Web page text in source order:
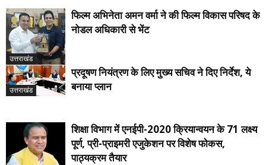
उत्तराखंड
फिल्म अभिनेता अमन वर्मा ने की फिल्म विकास परिषद के
नोडल अधिकारी से भेंट
उत्तराखंड
प्रदूषण नियंत्रण के लिए मुख्य सचिव ने दिए निर्देश, ये
बनाया प्लान
शिक्षा विभाग में एनईपी-2020 क्रियान्वयन के 71 लक्ष्य
पूर्ण, प्री-प्राइमरी एजुकेशन पर विशेष फोकस,
पाठ्यक्रम तैयार